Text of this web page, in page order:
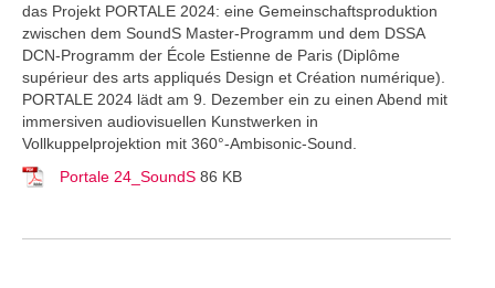
das Projekt PORTALE 2024: eine Gemeinschaftsproduktion
zwischen dem SoundS Master-Programm und dem DSSA
DCN-Programm der École Estienne de Paris (Diplôme
supérieur des arts appliqués Design et Création numérique).
PORTALE 2024 lädt am 9. Dezember ein zu einen Abend mit
immersiven audiovisuellen Kunstwerken in
Vollkuppelprojektion mit 360°-Ambisonic-Sound.
Portale 24_SoundS 86 KB